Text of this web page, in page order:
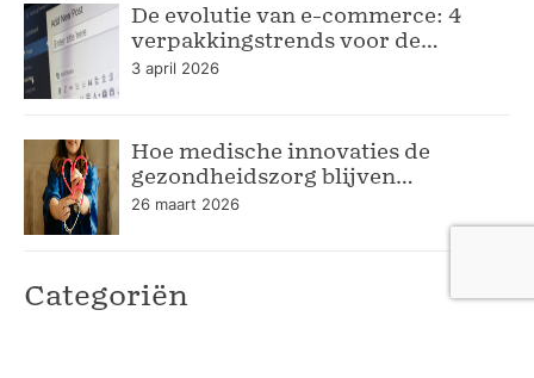
De evolutie van e-commerce: 4
verpakkingstrends voor de
moderne webshop
3 april 2026
Hoe medische innovaties de
gezondheidszorg blijven
verbeteren
26 maart 2026
Categoriën